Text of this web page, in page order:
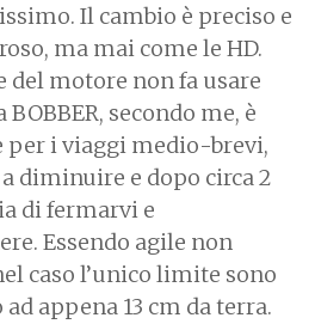
Il cambio è preciso e
ma mai come le HD.
del motore non fa usare
secondo me, è
per i viaggi medio-brevi,
diminuire e dopo circa 2
di fermarvi e
Essendo agile non
caso l’unico limite sono
appena 13 cm da terra.